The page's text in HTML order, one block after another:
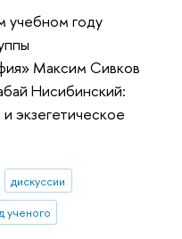
учебном году
Максим Сивков
Нисибинский:
экзегетическое
дискуссии
ученого